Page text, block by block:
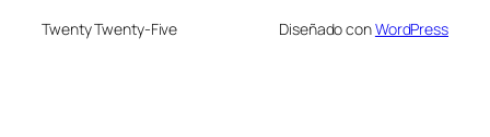
Twenty Twenty-Five Diseñado conWordPress